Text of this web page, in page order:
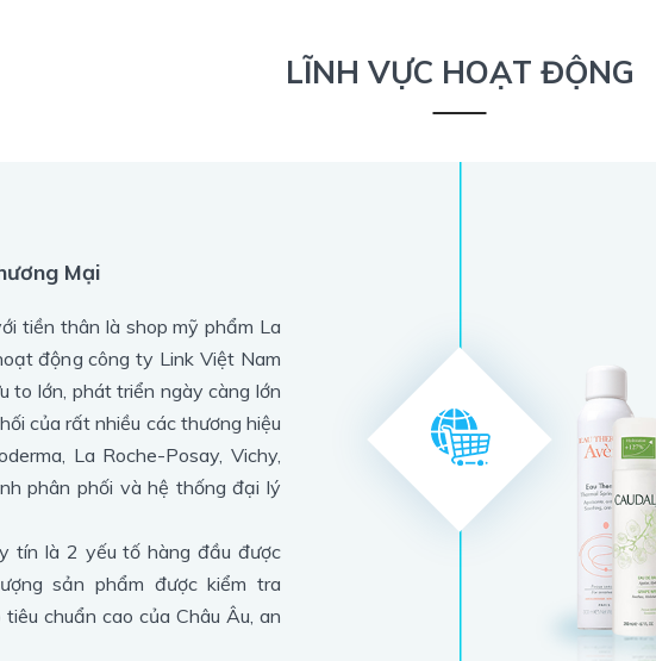
LĨNH VỰC HOẠT ĐỘNG
Mại
tiền thân là shop mỹ phẩm La
động công ty Link Việt Nam
to lớn, phát triển ngày càng lớn
của rất nhiều các thương hiệu
La Roche-Posay, Vichy,
phân phối và hệ thống đại lý
tín là 2 yếu tố hàng đầu được
sản phẩm được kiểm tra
chuẩn cao của Châu Âu, an